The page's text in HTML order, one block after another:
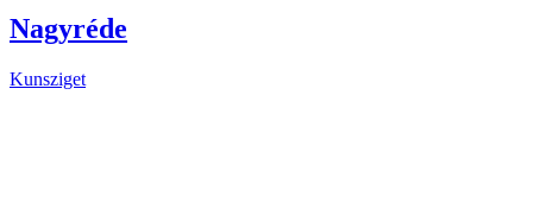
Nagyréde
Kunsziget